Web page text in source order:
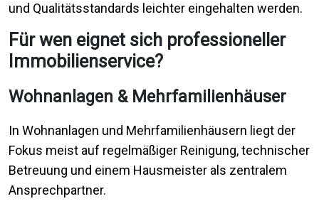
und Qualitätsstandards leichter eingehalten werden.
Für wen eignet sich professioneller
Immobilienservice?
Wohnanlagen & Mehrfamilienhäuser
In Wohnanlagen und Mehrfamilienhäusern liegt der
Fokus meist auf regelmäßiger Reinigung, technischer
Betreuung und einem Hausmeister als zentralem
Ansprechpartner.